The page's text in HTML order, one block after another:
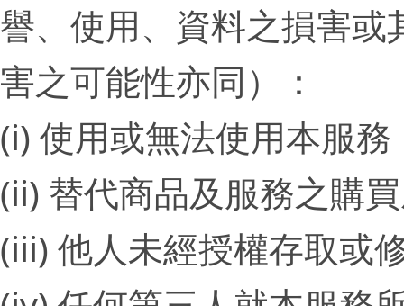
譽、使用、資料之損害
害之可能性亦同）：
(i) 使用或無法使用本服務
(ii) 替代商品及服務之購
(iii) 他人未經授權存取或